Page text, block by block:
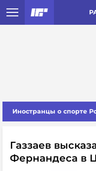
Иностранцы о спорте
Газзаев
Фернандеса в